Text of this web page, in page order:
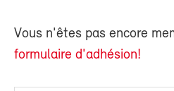
Vous n'êtes pas encore
formulaire d'adhésion!